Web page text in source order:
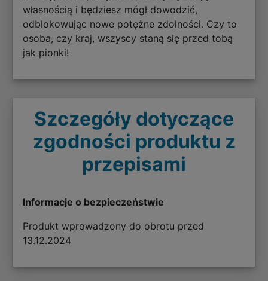
własnością i będziesz mógł dowodzić,
odblokowując nowe potężne zdolności. Czy to
osoba, czy kraj, wszyscy staną się przed tobą
jak pionki!
Szczegóły dotyczące
zgodności produktu z
przepisami
Informacje o bezpieczeństwie
Produkt wprowadzony do obrotu przed
13.12.2024